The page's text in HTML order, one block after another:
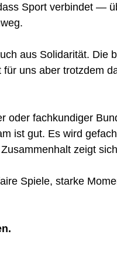
Sport verbindet —
aus Solidarität. Die
uns aber trotzdem
oder fachkundiger
ist gut. Es wird
zeigt
Spiele, starke